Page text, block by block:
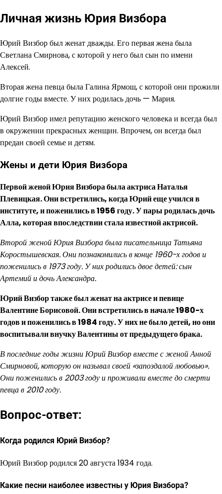
Личная жизнь Юрия Визбора
Юрий Визбор был женат дважды. Его первая жена была
Светлана Смирнова, с которой у него был сын по имени
Алексей.
Вторая жена певца была Галина Ярмош, с которой они прожили
долгие годы вместе. У них родилась дочь — Мария.
Юрий Визбор имел репутацию женского человека и всегда был
в окружении прекрасных женщин. Впрочем, он всегда был
предан своей семье и детям.
Жены и дети Юрия Визбора
Первой женой Юрия Визбора была актриса Наталья
Плевицкая. Они встретились, когда Юрий еще учился в
институте, и поженились в 1956 году. У пары родилась дочь
Алла, которая впоследствии стала известной актрисой.
Второй женой Юрия Визбора была писательница Татьяна
Коростышевская. Они познакомились в конце 1960-х годов и
поженились в 1973 году. У них родились двое детей: сын
Артемий и дочь Александра.
Юрий Визбор также был женат на актрисе и певице
Валентине Борисовой. Они встретились в начале 1980-х
годов и поженились в 1984 году. У них не было детей, но они
воспитывали внучку Валентины от предыдущего брака.
В последние годы жизни Юрий Визбор вместе с женой Анной
Смирновой, которую он называл своей «запоздалой любовью».
Они поженились в 2003 году и проживали вместе до смерти
певца в 2010 году.
Вопрос-ответ:
Когда родился Юрий Визбор?
Юрий Визбор родился 20 августа 1934 года.
Какие песни наиболее известны у Юрия Визбора?